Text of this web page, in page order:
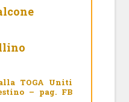
TOGA Uniti
– pag. FB